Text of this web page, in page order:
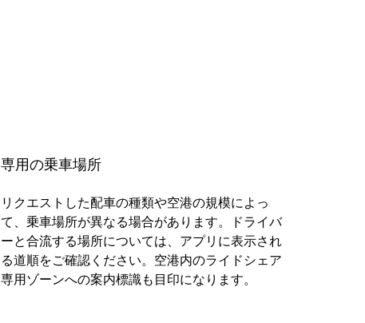
専用の乗車場所
リクエストした配車の種類や空港の規模によっ
て、乗車場所が異なる場合があります。ドライバ
ーと合流する場所については、アプリに表示され
る道順をご確認ください。空港内のライドシェア
専用ゾーンへの案内標識も目印になります。